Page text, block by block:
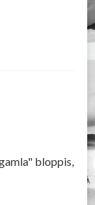
bloppis,